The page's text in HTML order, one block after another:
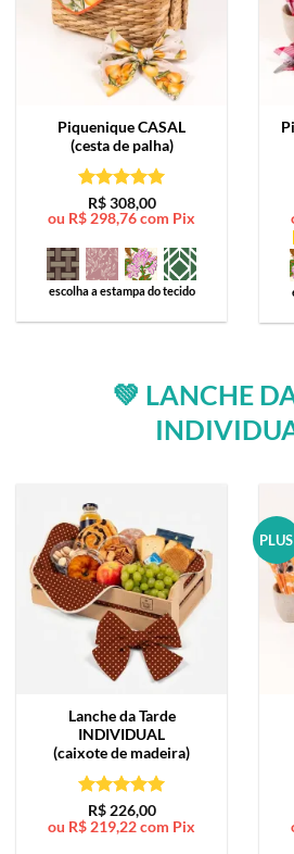
PiqueniqueCASAL
(cesta de palha)
Avaliação5
de 5
R$308,00
ou R$298,76com Pix
escolha a estampa do tecido
💚 LANCHE
Lanche da Tarde
INDIVIDUAL
(caixote de madeira)
Avaliação5
de 5
R$226,00
ou R$ 219,22com Pix
PLUS